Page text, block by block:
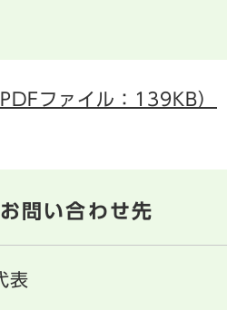
ファイル：139KB）
問い合わせ先
表